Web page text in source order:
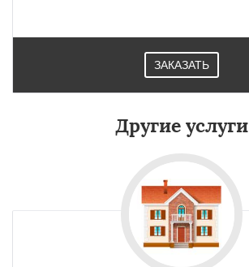
Наро-Фоминск Ногинск Одинцово
Пересвет Подольск
Фрязино
ЗАКАЗАТЬ
Другие услуги